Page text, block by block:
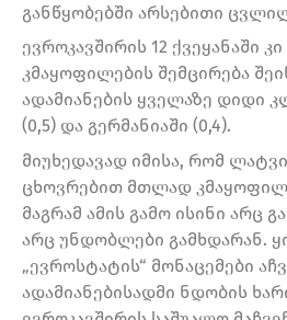
განწყობებში არსებითი
ევროკავშირის 12 ქვეყანაში
კმაყოფილების შემცირება
ადამიანების ყველაზე დიდი
(0,5) და გერმანიაში (0,4).
მიუხედავად იმისა, რომ
ცხოვრებით მთლად
მაგრამ ამის გამო ისინი არც
არც უნდობლები გამხდარან.
„ევროსტატის“ მონაცემები
ადამიანებისადმი ნდობის